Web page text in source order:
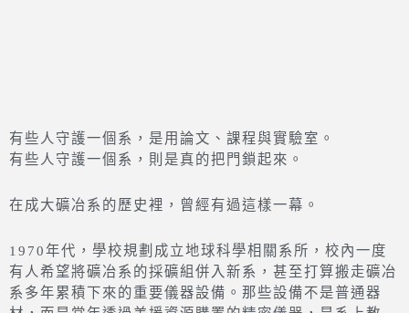
有些人守護一個系，是用論文、課程與實驗室。
有些人守護一個系，則是真的把門鎖起來。
在成大礦冶系的歷史裡，曾經有過這樣一幕。
1970年代，學校規劃成立地球科學相關系所，校內一度
有人希望將礦冶系的採礦組併入新系，甚至打算搬走礦冶
系多年累積下來的重要儀器設備。那些設備不是普通器